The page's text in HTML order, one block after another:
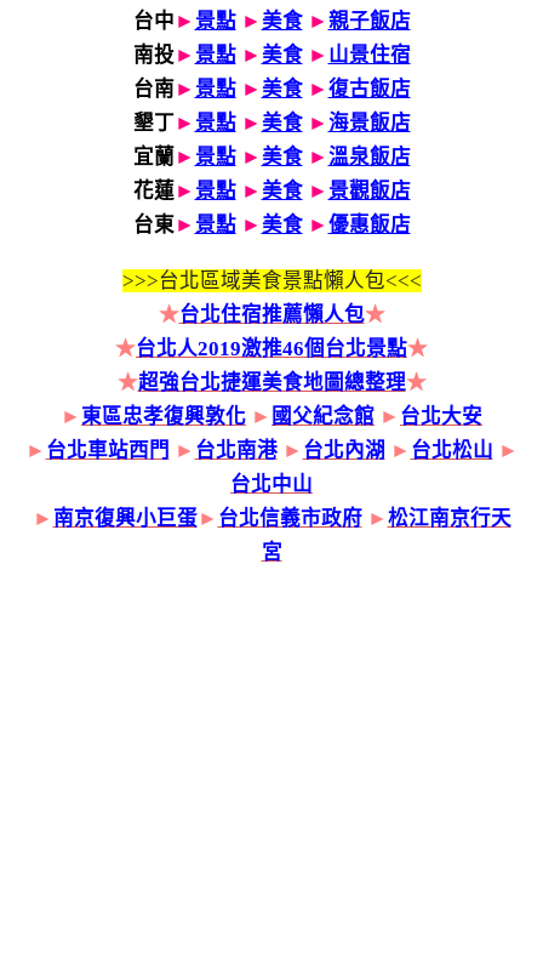
台中 ► 景點 ► 美食► 親子飯店
南投► 景點 ► 美食► 山景住宿
台南► 景點 ► 美食► 復古飯店
墾丁► 景點 ► 美食► 海景飯店
宜蘭 ► 景點 ► 美食► 溫泉飯店
花蓮► 景點 ► 美食► 景觀飯店
台東► 景點 ► 美食► 優惠飯店
>>>台北區域美食景點懶人包<<<
★台北住宿推薦懶人包★
★台北人2019激推46個台北景點★
★超強台北捷運美食地圖總整理★
► 東區忠孝復興敦化 ► 國父紀念館 ► 台北大安
► 台北車站西門 ► 台北南港 ► 台北內湖 ► 台北松山 ►
台北中山
► 南京復興小巨蛋► 台北信義市政府► 松江南京行天
宮